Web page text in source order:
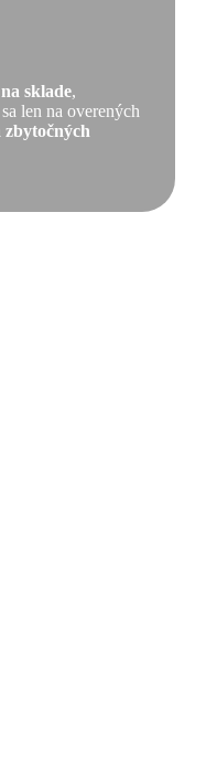
sklade,
len na overených
zbytočných